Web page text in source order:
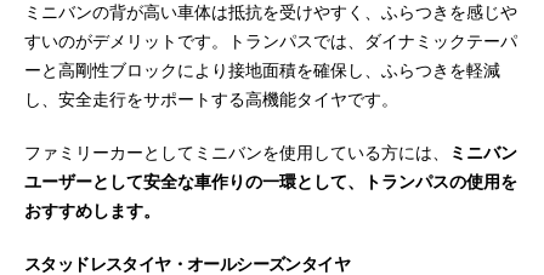
ミニバンの背が高い車体は抵抗を受けやすく、ふらつきを感じや
すいのがデメリットです。トランパスでは、ダイナミックテーパ
ーと高剛性ブロックにより接地面積を確保し、ふらつきを軽減
し、安全走行をサポートする高機能タイヤです。
ファミリーカーとしてミニバンを使用している方には、
ミニバン
ユーザーとして安全な車作りの一環として、トランパスの使用を
おすすめします。
スタッドレスタイヤ・オールシーズンタイヤ